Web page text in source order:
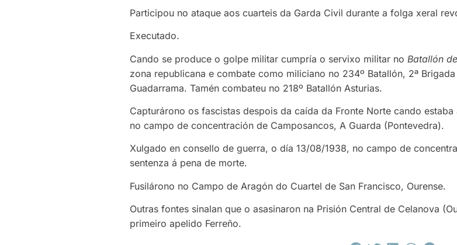
Participou no ataque aos cuarteis da Garda Civil durante a folga xeral
Executado.
Cando se produce o golpe militar cumpría o servixo militar no Batallón
zona republicana e combate como miliciano no 234º Batallón, 2ª
Guadarrama. Tamén combateu no 218º Batallón Asturias.
Capturárono os fascistas despois da caída da Fronte Norte cando
no campo de concentración de Camposancos, A Guarda (Pontevedra).
Xulgado en consello de guerra, o día 13/08/1938, no campo de
sentenza á pena de morte.
Fusilárono no Campo de Aragón do Cuartel de San Francisco, Ourense.
Outras fontes sinalan que o asasinaron na Prisión Central de Celanova
primeiro apelido Ferreño.